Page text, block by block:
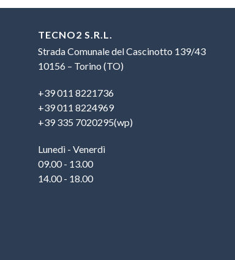
TECNO2 S.R.L.
Strada Comunale del Cascinotto 139/43
10156 – Torino (TO)
+39 011 8221736
+39 011 8224969
+39 335 7020295(wp)
Lunedì - Venerdì
09.00 - 13.00
14.00 - 18.00